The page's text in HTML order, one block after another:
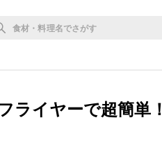
ライヤーで超簡単！